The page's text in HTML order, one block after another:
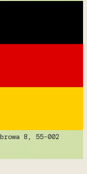
8, 55-002